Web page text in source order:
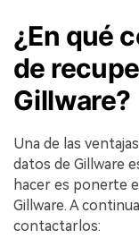
¿En qué
de
Gillware?
Una de las
datos de Gillware
hacer es ponerte
Gillware. A
contactarlos: